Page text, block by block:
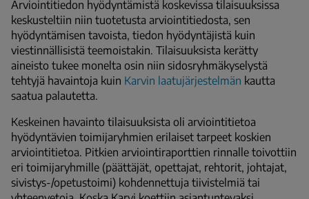
Arviointitiedon hyödyntämistä koskevissa tilaisuuksissa
keskusteltiin niin tuotetusta arviointitiedosta, sen
hyödyntämisen tavoista, tiedon hyödyntäjistä kuin
viestinnällisistä teemoistakin. Tilaisuuksista kerätty
aineisto tukee monelta osin niin sidosryhmäkyselystä
tehtyjä havaintoja kuin Karvin laatujärjestelmän kautta
saatua palautetta.
Keskeinen havainto tilaisuuksista oli arviointitietoa
hyödyntävien toimijaryhmien erilaiset tarpeet koskien
arviointitietoa. Pitkien arviointiraporttien rinnalle toivottiin
eri toimijaryhmille (päättäjät, opettajat, rehtorit, johtajat,
sivistys-/opetustoimi) kohdennettuja tiivistelmiä tai